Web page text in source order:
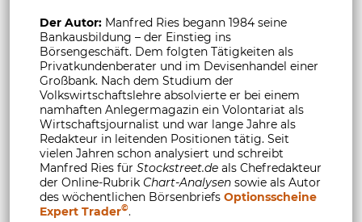
Der Autor: Manfred Ries begann 1984 seine
Bankausbildung – der Einstieg ins
Börsengeschäft. Dem folgten Tätigkeiten als
Privatkundenberater und im Devisenhandel einer
Großbank. Nach dem Studium der
Volkswirtschaftslehre absolvierte er bei einem
namhaften Anlegermagazin ein Volontariat als
Wirtschaftsjournalist und war lange Jahre als
Redakteur in leitenden Positionen tätig. Seit
vielen Jahren schon analysiert und schreibt
Manfred Ries für Stockstreet.de als Chefredakteur
der Online-Rubrik Chart-Analysen sowie als Autor
des wöchentlichen Börsenbriefs Optionsscheine
Expert Trader©.